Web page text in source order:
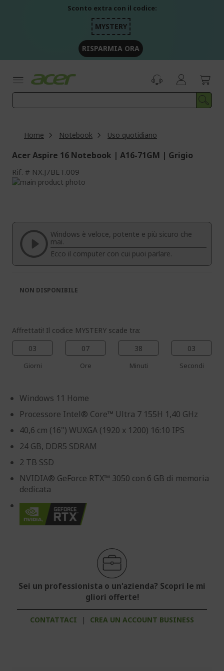
Sconto extra con il codice:
MYSTERY
RISPARMIA ORA
Home Notebook Uso quotidiano
Acer Aspire 16 Notebook | A16-71GM | Grigio
Rif. NX.J7BET.009
Vai
galleria
immagini
galleria
immagini
Windows è veloce, potente e più sicuro che
mai.
Ecco il computer con cui puoi parlare.
Affrettati! Il codice MYSTERY scade tra:
03
Giorni
07
Ore
38
Minuti
02
Secondi
Windows 11 Home
Processore Intel® Core™ Ultra 7 155H 1,40 GHz
40,6 cm (16") WUXGA (1920 x 1200) 16:10 IPS
24 GB, DDR5 SDRAM
2 TB SSD
NVIDIA® GeForce RTX™ 3050 con 6 GB di memoria
dedicata
Sei un professionista o un'azienda? Scopri le mi
gliori offerte!
CONTATTACI | CREA UN ACCOUNT BUSINESS
NON DISPONIBILE